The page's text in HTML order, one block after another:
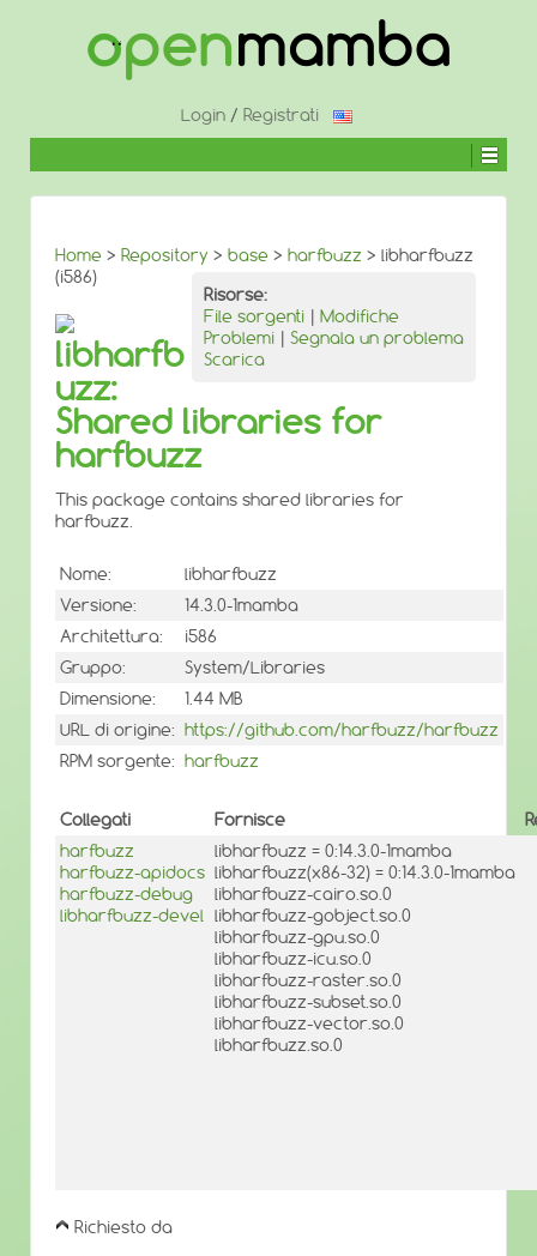
CONTENUTO
Login / Registrati
Home > Repository > base > harfbuzz > libharfbuzz
(i586)
Risorse:
File sorgenti | Modifiche
Problemi | Segnala un problema
Scarica
libharfb
uzz:
Shared libraries for
harfbuzz
This package contains shared libraries for
harfbuzz.
Nome:
libharfbuzz
Versione:
14.3.0-1mamba
Architettura:
i586
Gruppo:
System/Libraries
Dimensione:
1.44 MB
URL di origine: https://github.com/harfbuzz/harfbuzz
RPM sorgente: harfbuzz
Collegati Fornisce
harfbuzz
harfbuzz-apidocs
harfbuzz-debug
libharfbuzz-devel
libharfbuzz = 0:14.3.0-1mamba
libharfbuzz(x86-32) = 0:14.3.0-1mamba
libharfbuzz-cairo.so.0
libharfbuzz-gobject.so.0
libharfbuzz-gpu.so.0
libharfbuzz-icu.so.0
libharfbuzz-raster.so.0
libharfbuzz-subset.so.0
libharfbuzz-vector.so.0
libharfbuzz.so.0
Richiesto da